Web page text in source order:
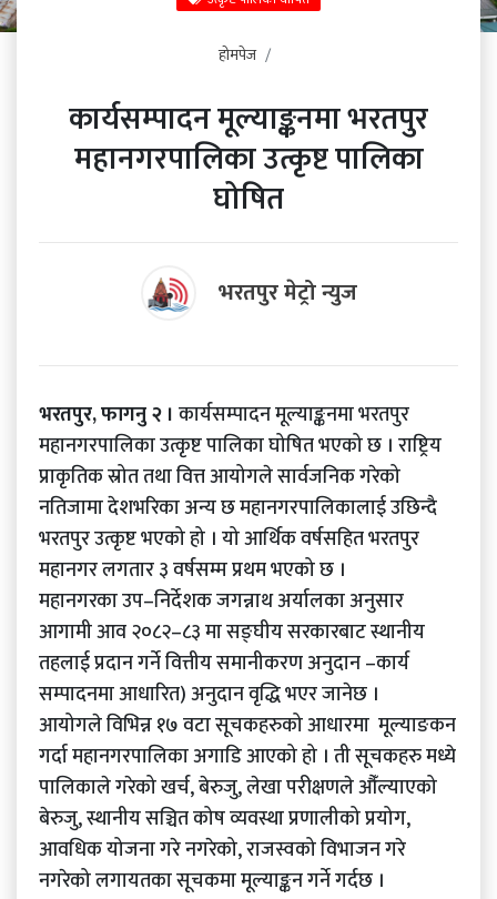
होमपेज
कार्यसम्पादन मूल्याङ्कनमा भरतपुर
महानगरपालिका उत्कृष्ट पालिका
घोषित
भरतपुर मेट्रो न्युज
भरतपुर, फागनु २ । कार्यसम्पादन मूल्याङ्कनमा भरतपुर
महानगरपालिका उत्कृष्ट पालिका घोषित भएको छ । राष्ट्रिय
प्राकृतिक स्रोत तथा वित्त आयोगले सार्वजनिक गरेको
नतिजामा देशभरिका अन्य छ महानगरपालिकालाई उछिन्दै
भरतपुर उत्कृष्ट भएको हो । यो आर्थिक वर्षसहित भरतपुर
महानगर लगतार ३ वर्षसम्म प्रथम भएको छ ।
महानगरका उप–निर्देशक जगन्नाथ अर्यालका अनुसार
आगामी आव २०८२–८३ मा सङ्घीय सरकारबाट स्थानीय
तहलाई प्रदान गर्ने वित्तीय समानीकरण अनुदान –कार्य
सम्पादनमा आधारित) अनुदान वृद्धि भएर जानेछ ।
आयोगले विभिन्न १७ वटा सूचकहरुको आधारमा मूल्याङकन
गर्दा महानगरपालिका अगाडि आएको हो । ती सूचकहरु मध्ये
पालिकाले गरेको खर्च, बेरुजु, लेखा परीक्षणले औँल्याएको
बेरुजु, स्थानीय सञ्चित कोष व्यवस्था प्रणालीको प्रयोग,
आवधिक योजना गरे नगरेको, राजस्वको विभाजन गरे
नगरेको लगायतका सूचकमा मूल्याङ्कन गर्ने गर्दछ ।